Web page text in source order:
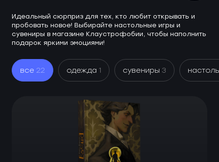
Идеальный сюрприз для тех, кто любит открывать и
пробовать новое! Выбирайте настольные игры и
сувениры в магазине Клаустрофобии, чтобы наполнить
подарок яркими эмоциями!
все 22 одежда 1 сувениры 3